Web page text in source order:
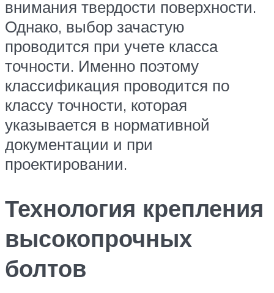
внимания твердости поверхности.
Однако, выбор зачастую
проводится при учете класса
точности. Именно поэтому
классификация проводится по
классу точности, которая
указывается в нормативной
документации и при
проектировании.
Технология крепления
высокопрочных
болтов